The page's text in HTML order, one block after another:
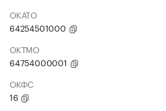
ОКАТО
64254501000
ОКТМО
64754000001
ОКФС
16